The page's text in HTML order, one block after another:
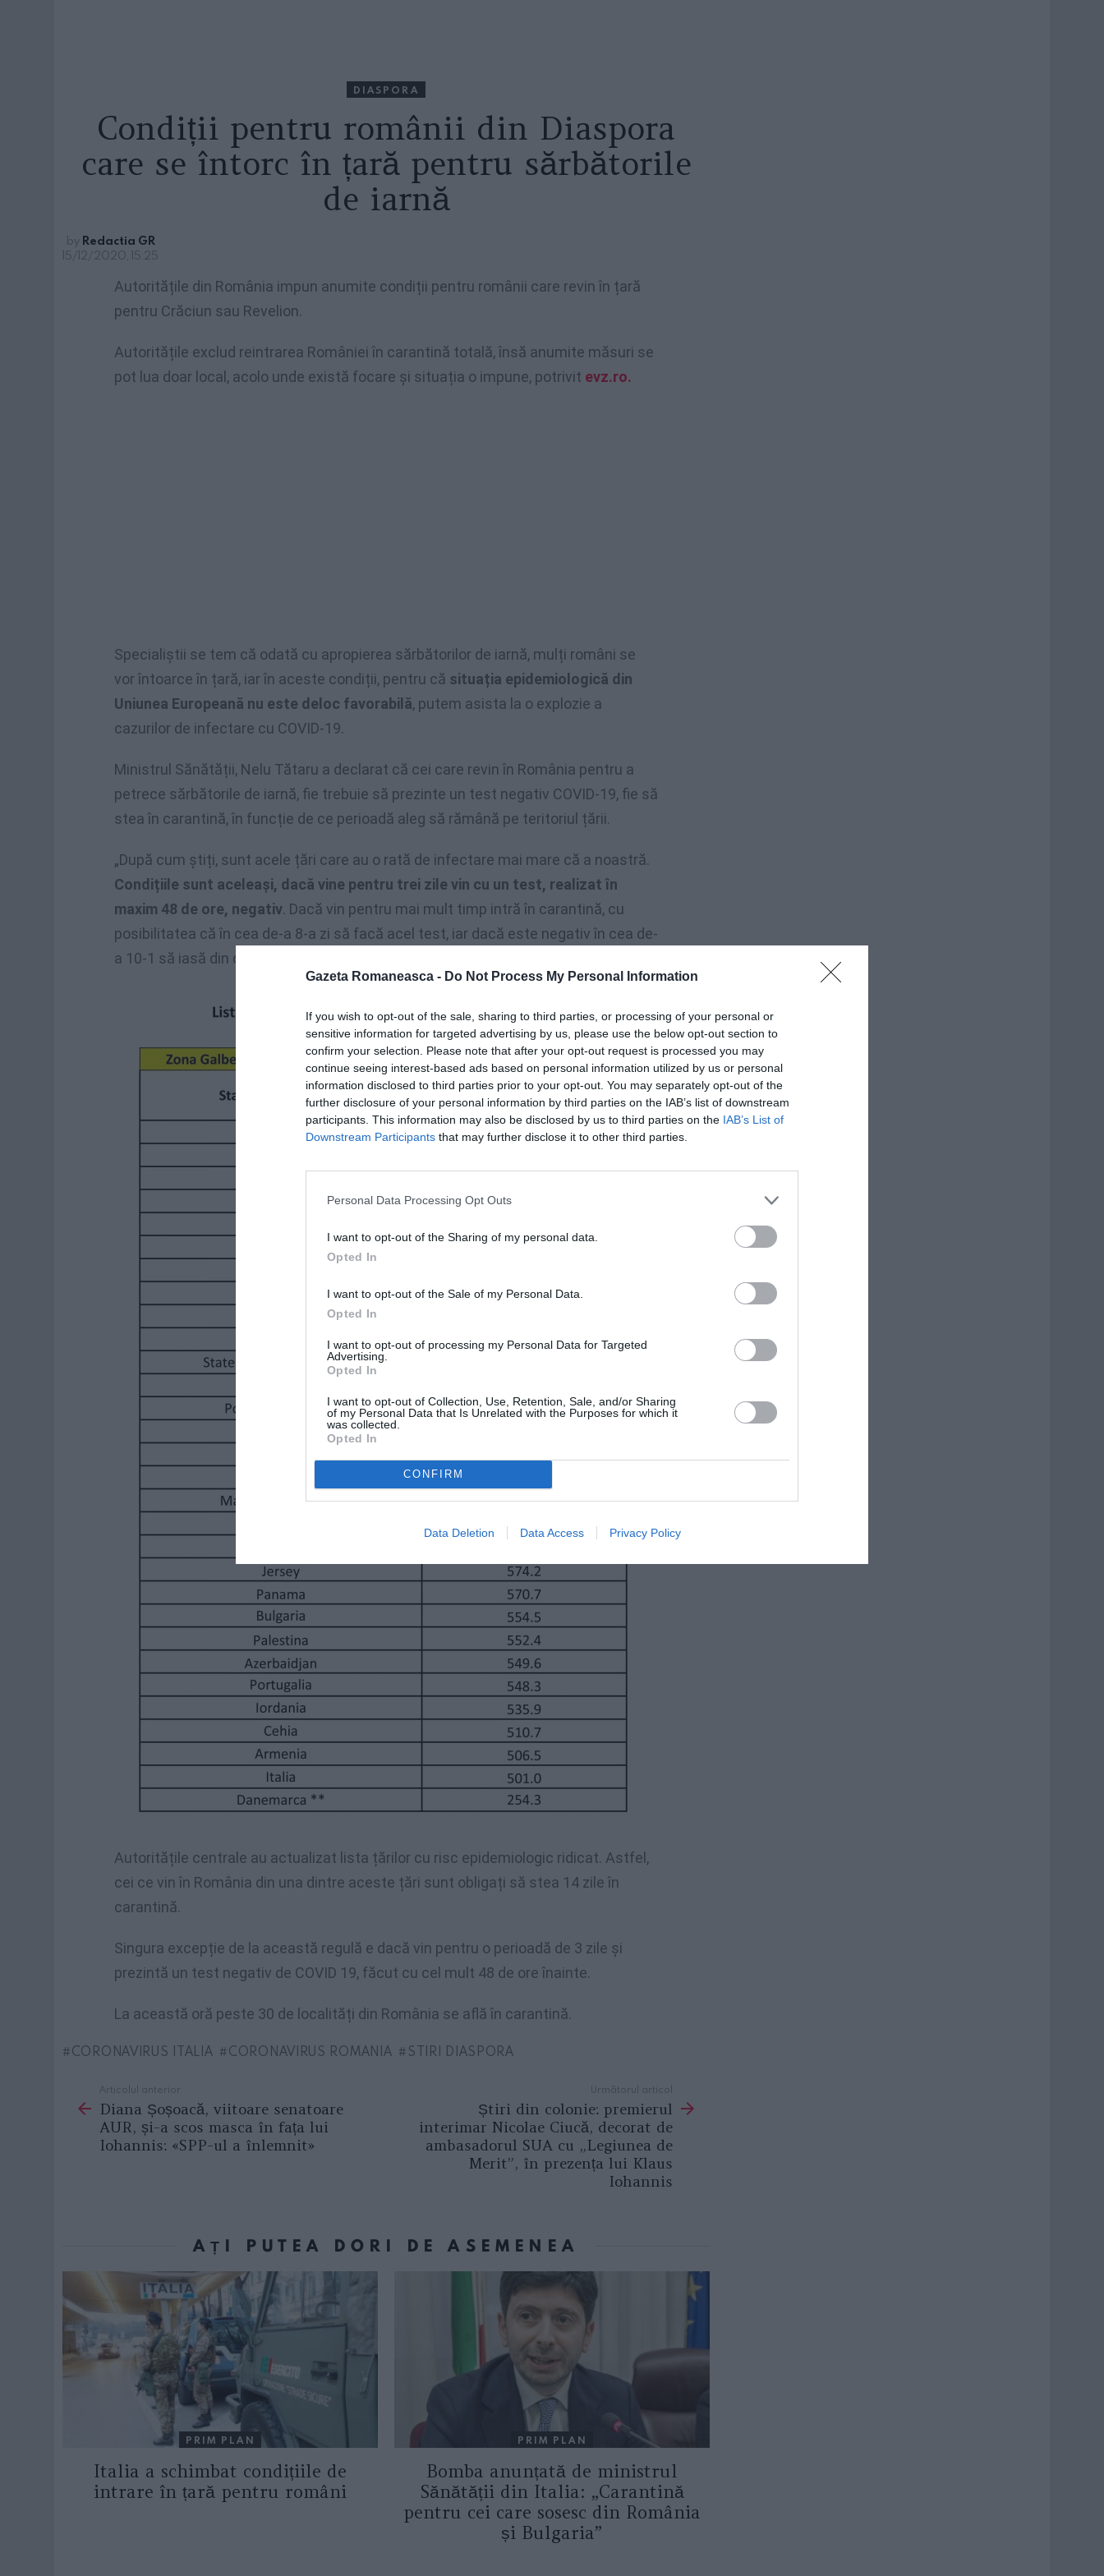
Gazeta Romaneasca - Do Not Process My Personal Information
If you wish to opt-out of the sale, sharing to third parties, or processing of your personal or
sensitive information for targeted advertising by us, please use the below opt-out section to
confirm your selection. Please note that after your opt-out request is processed you may
continue seeing interest-based ads based on personal information utilized by us or personal
information disclosed to third parties prior to your opt-out. You may separately opt-out of the
further disclosure of your personal information by third parties on the IAB’s list of downstream
participants. This information may also be disclosed by us to third parties on the IAB’s List of
Downstream Participants that may further disclose it to other third parties.
Personal Data Processing Opt Outs
I want to opt-out of the Sharing of my personal data.
Opted In
I want to opt-out of the Sale of my Personal Data.
Opted In
I want to opt-out of processing my Personal Data for Targeted
Advertising.
Opted In
I want to opt-out of Collection, Use, Retention, Sale, and/or Sharing
of my Personal Data that Is Unrelated with the Purposes for which it
was collected.
Opted In
CONFIRM
Data Deletion Data Access Privacy Policy
DIASPORA
Condiții pentru românii din Diaspora
care se întorc în țară pentru sărbătorile
de iarnă
by Redactia GR
15/12/2020, 15:25
Autoritățile din România impun anumite condiții pentru românii care revin în țară
pentru Crăciun sau Revelion.
Autoritățile exclud reintrarea României în carantină totală, însă anumite măsuri se
pot lua doar local, acolo unde există focare și situația o impune, potrivit evz.ro.
Specialiștii se tem că odată cu apropierea sărbătorilor de iarnă, mulți români se
vor întoarce în țară, iar în aceste condiții, pentru că situația epidemiologică din
Uniunea Europeană nu este deloc favorabilă, putem asista la o explozie a
cazurilor de infectare cu COVID-19.
Ministrul Sănătății, Nelu Tătaru a declarat că cei care revin în România pentru a
petrece sărbătorile de iarnă, fie trebuie să prezinte un test negativ COVID-19, fie să
stea în carantină, în funcție de ce perioadă aleg să rămână pe teritoriul țării.
„După cum știți, sunt acele țări care au o rată de infectare mai mare că a noastră.
Condițiile sunt aceleași, dacă vine pentru trei zile vin cu un test, realizat în
maxim 48 de ore, negativ. Dacă vin pentru mai mult timp intră în carantină, cu
posibilitatea că în cea de-a 8-a zi să facă acel test, iar dacă este negativ în cea de-
a 10-1 să iasă din carantină”, a precizat Nelu Tătaru.
Autoritățile centrale au actualizat lista țărilor cu risc epidemiologic ridicat. Astfel,
cei ce vin în România din una dintre aceste țări sunt obligați să stea 14 zile în
carantină.
Singura excepție de la această regulă e dacă vin pentru o perioadă de 3 zile și
prezintă un test negativ de COVID 19, făcut cu cel mult 48 de ore înainte.
La această oră peste 30 de localități din România se află în carantină.
CORONAVIRUS ITALIA CORONAVIRUS ROMANIA STIRI DIASPORA
more
Articolul anterior
Diana Șoșoacă, viitoare senatoare
AUR, și-a scos masca în fața lui
Iohannis: «SPP-ul a înlemnit»
Următorul articol
Știri din colonie: premierul
interimar Nicolae Ciucă, decorat de
ambasadorul SUA cu „Legiunea de
Merit”, în prezența lui Klaus
Iohannis
AȚI PUTEA DORI DE ASEMENEA
PRIM PLAN
Italia a schimbat condițiile de
intrare în țară pentru români
PRIM PLAN
Bomba anunțată de ministrul
Sănătății din Italia: „Carantină
pentru cei care sosesc din România
și Bulgaria”